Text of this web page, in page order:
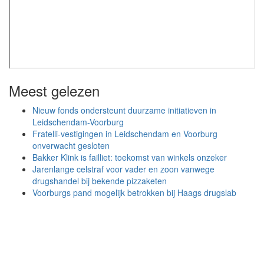
Meest gelezen
Nieuw fonds ondersteunt duurzame initiatieven in
Leidschendam-Voorburg
Fratelli-vestigingen in Leidschendam en Voorburg
onverwacht gesloten
Bakker Klink is failliet: toekomst van winkels onzeker
Jarenlange celstraf voor vader en zoon vanwege
drugshandel bij bekende pizzaketen
Voorburgs pand mogelijk betrokken bij Haags drugslab